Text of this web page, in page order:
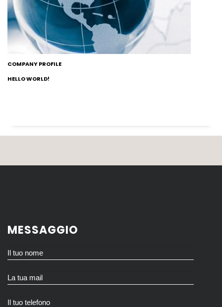
COMPANY PROFILE
HELLO WORLD!
MESSAGGIO